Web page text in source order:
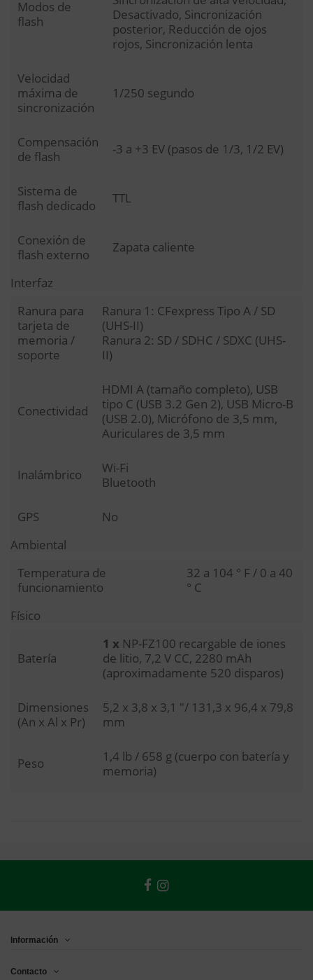
Modos de
flash
Desactivado, Sincronización
posterior, Reducción de ojos
rojos, Sincronización lenta
Velocidad
máxima de
sincronización
1/250 segundo
Compensación
de flash
-3 a +3 EV (pasos de 1/3, 1/2 EV)
Sistema de
flash dedicado
TTL
Conexión de
flash externo
Zapata caliente
Interfaz
Ranura para
tarjeta de
memoria /
soporte
Ranura 1: CFexpress Tipo A / SD
(UHS-II)
Ranura 2: SD / SDHC / SDXC (UHS-
II)
Conectividad
HDMI A (tamaño completo), USB
tipo C (USB 3.2 Gen 2), USB Micro-B
(USB 2.0), Micrófono de 3,5 mm,
Auriculares de 3,5 mm
Inalámbrico
Wi-Fi
Bluetooth
GPS
No
Ambiental
Temperatura de
funcionamiento
32 a 104 ° F / 0 a 40
° C
Físico
Batería
1 x NP-FZ100 recargable de iones
de litio, 7,2 V CC, 2280 mAh
(aproximadamente 520 disparos)
Dimensiones
(An x Al x Pr)
5,2 x 3,8 x 3,1 "/ 131,3 x 96,4 x 79,8
mm
Peso
1,4 lb / 658 g (cuerpo con batería y
memoria)
Información
Contacto